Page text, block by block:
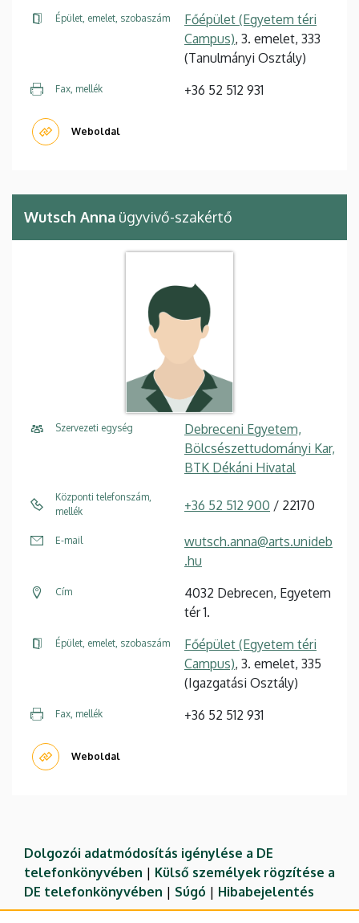
Épület, emelet, szobaszám
Főépület (Egyetem téri
Campus), 3. emelet, 333
(Tanulmányi Osztály)
Fax, mellék +36 52 512 931
Weboldal
Wutsch Anna ügyvivő-szakértő
Szervezeti egység
Debreceni Egyetem,
Bölcsészettudományi Kar,
BTK Dékáni Hivatal
Központi telefonszám,
mellék
+36 52 512 900 / 22170
E-mail
wutsch.anna@arts.unideb
.hu
Cím
4032 Debrecen, Egyetem
tér 1.
Épület, emelet, szobaszám
Főépület (Egyetem téri
Campus), 3. emelet, 335
(Igazgatási Osztály)
Fax, mellék +36 52 512 931
Weboldal
Dolgozói adatmódosítás igénylése a DE
telefonkönyvében | Külső személyek rögzítése a
DE telefonkönyvében | Súgó | Hibabejelentés